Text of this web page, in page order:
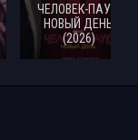
ЧЕЛОВЕК-ПАУК:
НОВЫЙ ДЕНЬ
(2026)